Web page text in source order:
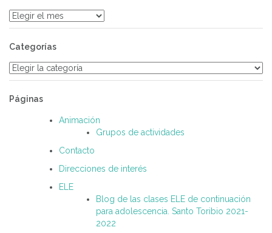
Archivos
Categorías
Categorías
Páginas
Animación
Grupos de actividades
Contacto
Direcciones de interés
ELE
Blog de las clases ELE de continuación
para adolescencia. Santo Toribio 2021-
2022